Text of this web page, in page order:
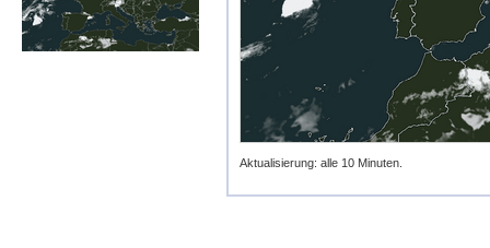
Aktualisierung: alle 10 Minuten.